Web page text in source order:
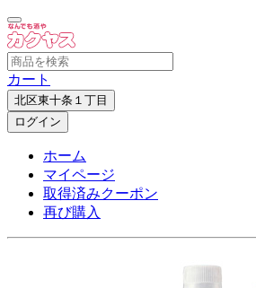
カート
北区東十条１丁目
ログイン
ホーム
マイページ
取得済みクーポン
再び購入